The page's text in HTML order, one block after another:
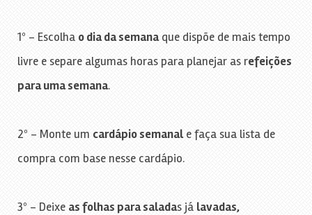
1º – Escolha o dia da semanaque dispõe de mais tempo
livre e separe algumas horas para planejar as refeições
para uma semana.
2º – Monte um cardápio semanale faça sua lista de
compra com base nesse cardápio.
3º – Deixe as folhas para saladas já lavadas,